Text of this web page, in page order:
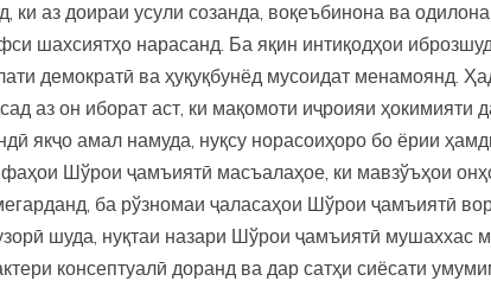
аз доираи усули созанда, воқеъбинона ва
шахсиятҳо нарасанд. Ба яқин интиқодҳои
демократӣ ва ҳуқуқбунёд мусоидат менамоянд.
аз он иборат аст, ки мақомоти иҷроияи ҳокимияти
якҷо амал намуда, нуқсу норасоиҳоро бо ёрии
Шўрои ҷамъиятӣ масъалаҳое, ки мавзўъҳои
ба рўзномаи ҷаласаҳои Шўрои ҷамъиятӣ
шуда, нуқтаи назари Шўрои ҷамъиятӣ мушаххас
консептуалӣ доранд ва дар сатҳи сиёсати